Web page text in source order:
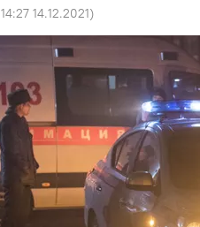
14:27 14.12.2021)